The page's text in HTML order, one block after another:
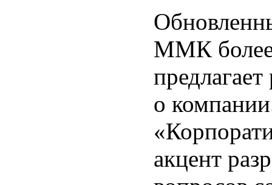
ММК более
о
акцент